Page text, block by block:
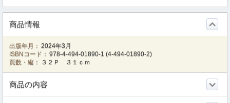
商品情報
出版年月： 2024年3月
ISBNコード： 978-4-494-01890-1 (4-494-01890-2)
頁数・縦：
３２Ｐ ３１ｃｍ
商品の内容